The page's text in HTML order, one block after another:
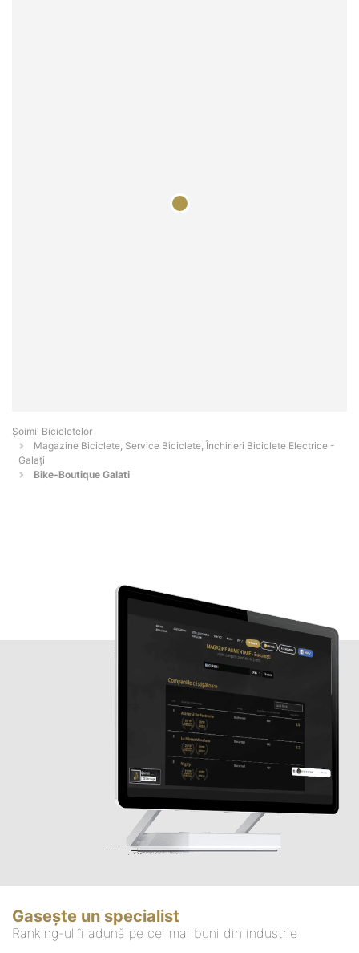
Șoimii Bicicletelor
Magazine Biciclete, Service Biciclete, Închirieri Biciclete Electrice -
Galaţi
Bike-Boutique Galati
Gasește un specialist
Ranking-ul îi adună pe cei mai buni din industrie